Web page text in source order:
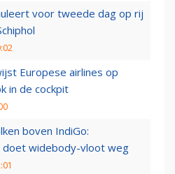
voor tweede dag op rij
Europese airlines op
in de cockpit
boven IndiGo:
widebody-vloot weg